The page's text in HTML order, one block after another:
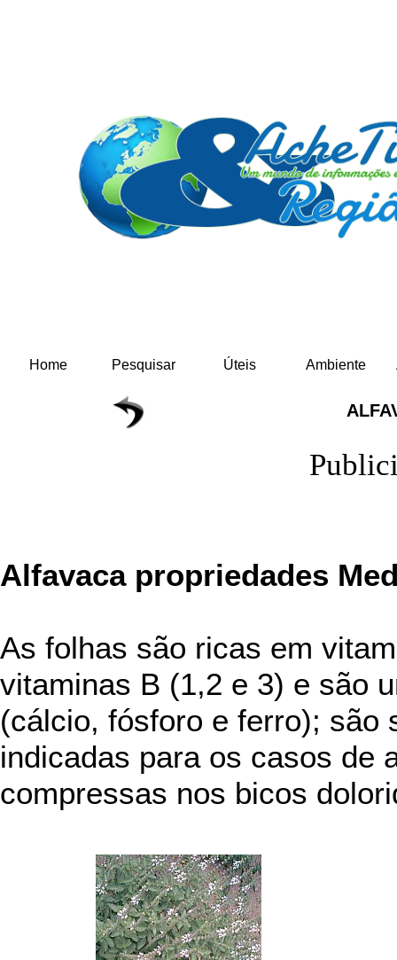
Home Pesquisar Úteis Ambiente
Alfavaca propriedades
As folhas são ricas em
vitaminas B (1,2 e 3) e são
(cálcio, fósforo e ferro); são
indicadas para os casos de
compressas nos bicos